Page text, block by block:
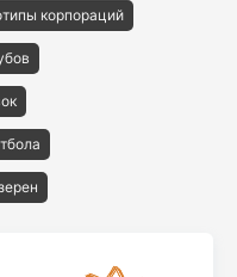
корпораций